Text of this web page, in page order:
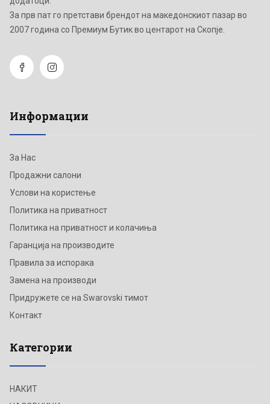
Зa прв пат го претстави брендот на македонскиот пазар во
2007 година со Премиум Бутик во центарот на Скопје.
Информации
За Нас
Продажни салони
Услови на користење
Политика на приватност
Политика на приватност и колачиња
Гаранција на производите
Правила за испорака
Замена на производи
Придружете се на Swarovski тимот
Контакт
Категории
НАКИТ